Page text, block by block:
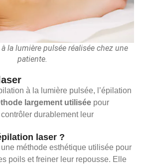
à la lumière pulsée réalisée chez une
patiente.
à la lumière pulsée, l’épilation
largement utilisée pour
durablement leur
laser ?
une méthode esthétique utilisée pour
poils et freiner leur repousse. Elle